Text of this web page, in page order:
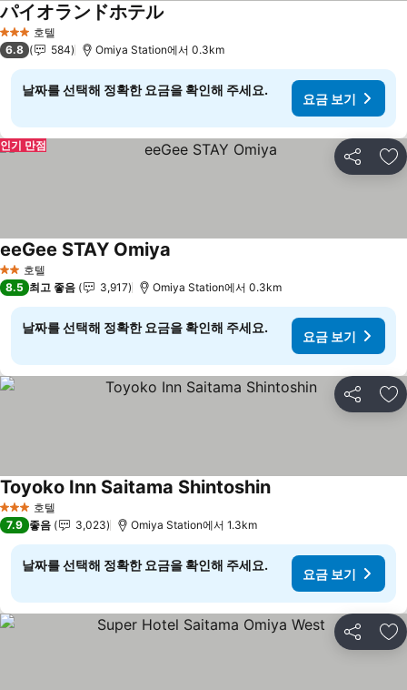
3 성급 호텔
パイオランドホテル
6.8 584 Omiya Station에서 0.3km
날짜를 선택해 정확한 요금을 확인해 주세요.
요금 보기
공유 즐
인기 만점
2 성급호텔
eeGee STAY Omiya
8.5 최고 좋음 3,917 Omiya Station에서 0.3km
날짜를 선택해 정확한 요금을 확인해 주세요.
요금 보기
공유 즐
3 성급 호텔
Toyoko Inn Saitama Shintoshin요금 보기
7.9 좋음 3,023 Omiya Station에서 1.3km
날짜를 선택해 정확한 요금을 확인해 주세요.
요금 보기
공유 즐